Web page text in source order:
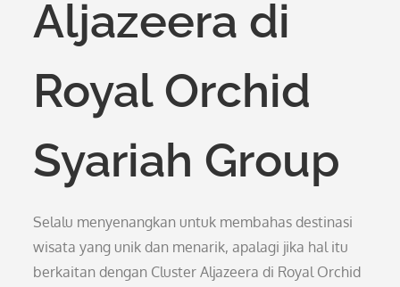
Aljazeera di
Royal Orchid
Syariah Group
Selalu menyenangkan untuk membahas destinasi
wisata yang unik dan menarik, apalagi jika hal itu
berkaitan dengan Cluster Aljazeera di Royal Orchid